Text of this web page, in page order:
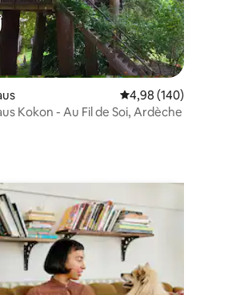
4,92 von 5, 65 Bewertungen
Durchschnittliche
4,98 (140)
Kokon - Au Fil de Soi, Ardèche